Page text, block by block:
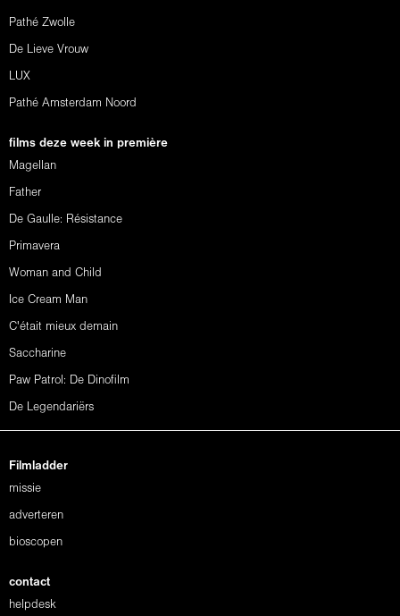
Pathé Zwolle
De Lieve Vrouw
LUX
Pathé Amsterdam Noord
films deze week in première
Magellan
Father
De Gaulle: Résistance
Primavera
Woman and Child
Ice Cream Man
C'était mieux demain
Saccharine
Paw Patrol: De Dinofilm
De Legendariërs
Filmladder
missie
adverteren
bioscopen
contact
helpdesk